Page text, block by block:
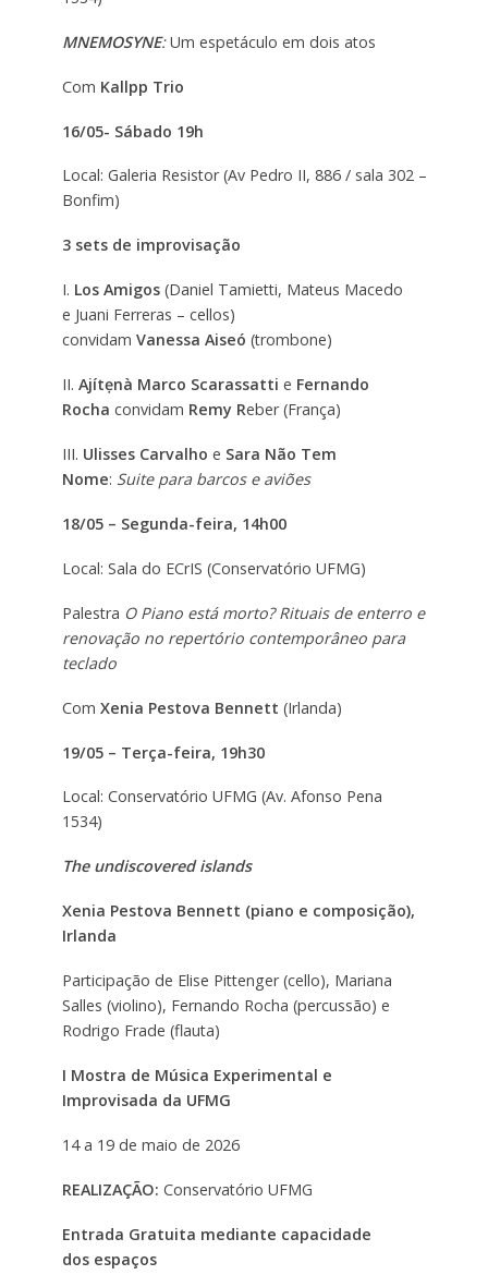
MNEMOSYNE:Um espetáculo em dois atos
Com Kallpp Trio
16/05- Sábado 19h
Local: Galeria Resistor (Av Pedro II, 886 / sala 302 –
Bonfim)
3 sets de improvisação
I. Los Amigos(Daniel Tamietti, Mateus Macedo
e Juani Ferreras – cellos)
convidam Vanessa Aiseó (trombone)
II. Ajítẹnà Marco Scarassatti e Fernando
Rocha convidam Remy Reber (França)
III. Ulisses Carvalho e Sara Não Tem
Nome: Suite para barcos e aviões
18/05 – Segunda-feira, 14h00
Local: Sala do ECrIS (Conservatório UFMG)
Palestra O Piano está morto? Rituais de enterro e
renovação no repertório contemporâneo para
teclado
Com Xenia Pestova Bennett (Irlanda)
19/05 – Terça-feira, 19h30
Local: Conservatório UFMG (Av. Afonso Pena
1534)
The undiscovered islands
Xenia Pestova Bennett (piano e composição),
Irlanda
Participação de Elise Pittenger (cello), Mariana
Salles (violino), Fernando Rocha (percussão) e
Rodrigo Frade (flauta)
I Mostra de Música Experimental e
Improvisada da UFMG
14 a 19 de maio de 2026
REALIZAÇÃO: Conservatório UFMG
Entrada Gratuita mediante capacidade
dos espaços